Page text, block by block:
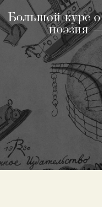
Большой курс о
поэзия